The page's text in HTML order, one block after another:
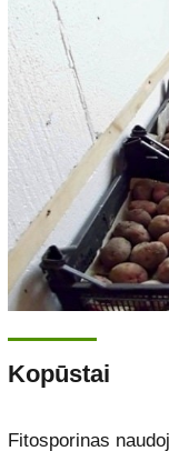
Kopūstai
Fitosporinas